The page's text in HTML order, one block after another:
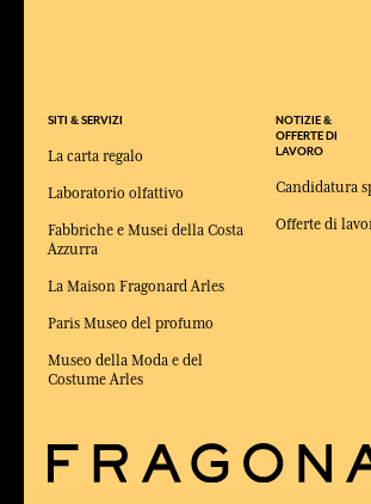
SITI & SERVIZI
La carta regalo
Laboratorio olfattivo
Fabbriche e Musei della Costa
Azzurra
La Maison Fragonard Arles
Paris Museo del profumo
Museo della Moda e del
Costume Arles
NOTIZIE &
OFFERTE DI
LAVORO
Candidatura
Offerte di